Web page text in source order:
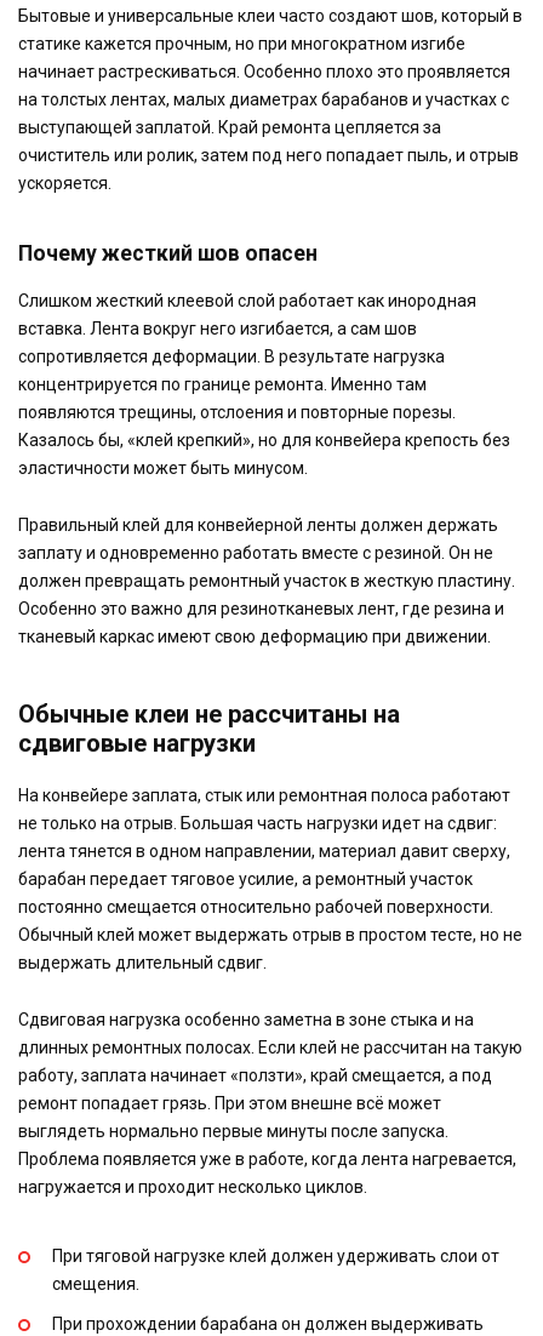
Бытовые и универсальные клеи часто создают шов, который в
статике кажется прочным, но при многократном изгибе
начинает растрескиваться. Особенно плохо это проявляется
на толстых лентах, малых диаметрах барабанов и участках с
выступающей заплатой. Край ремонта цепляется за
очиститель или ролик, затем под него попадает пыль, и отрыв
ускоряется.
Почему жесткий шов опасен
Слишком жесткий клеевой слой работает как инородная
вставка. Лента вокруг него изгибается, а сам шов
сопротивляется деформации. В результате нагрузка
концентрируется по границе ремонта. Именно там
появляются трещины, отслоения и повторные порезы.
Казалось бы, «клей крепкий», но для конвейера крепость без
эластичности может быть минусом.
Правильный клей для конвейерной ленты должен держать
заплату и одновременно работать вместе с резиной. Он не
должен превращать ремонтный участок в жесткую пластину.
Особенно это важно для резинотканевых лент, где резина и
тканевый каркас имеют свою деформацию при движении.
Обычные клеи не рассчитаны на
сдвиговые нагрузки
На конвейере заплата, стык или ремонтная полоса работают
не только на отрыв. Большая часть нагрузки идет на сдвиг:
лента тянется в одном направлении, материал давит сверху,
барабан передает тяговое усилие, а ремонтный участок
постоянно смещается относительно рабочей поверхности.
Обычный клей может выдержать отрыв в простом тесте, но не
выдержать длительный сдвиг.
Сдвиговая нагрузка особенно заметна в зоне стыка и на
длинных ремонтных полосах. Если клей не рассчитан на такую
работу, заплата начинает «ползти», край смещается, а под
ремонт попадает грязь. При этом внешне всё может
выглядеть нормально первые минуты после запуска.
Проблема появляется уже в работе, когда лента нагревается,
нагружается и проходит несколько циклов.
При тяговой нагрузке клей должен удерживать слои от
смещения.
При прохождении барабана он должен выдерживать